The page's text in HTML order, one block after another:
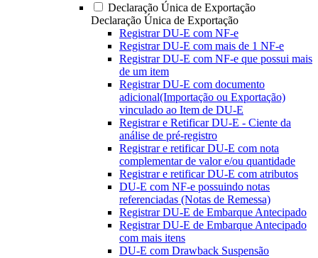
Declaração Única de Exportação
Declaração Única de Exportação
Registrar DU-E com NF-e
Registrar DU-E com mais de 1 NF-e
Registrar DU-E com NF-e que possui mais
de um item
Registrar DU-E com documento
adicional(Importação ou Exportação)
vinculado ao Item de DU-E
Registrar e Retificar DU-E - Ciente da
análise de pré-registro
Registrar e retificar DU-E com nota
complementar de valor e/ou quantidade
Registrar e retificar DU-E com atributos
DU-E com NF-e possuindo notas
referenciadas (Notas de Remessa)
Registrar DU-E de Embarque Antecipado
Registrar DU-E de Embarque Antecipado
com mais itens
DU-E com Drawback Suspensão